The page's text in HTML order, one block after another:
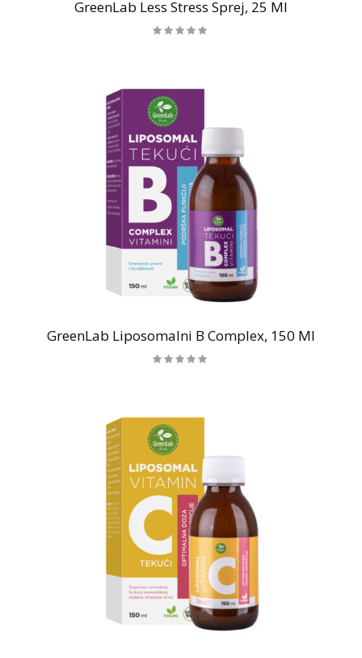
GreenLab Less Stress Sprej, 25 Ml
GreenLab Liposomalni B Complex, 150 Ml